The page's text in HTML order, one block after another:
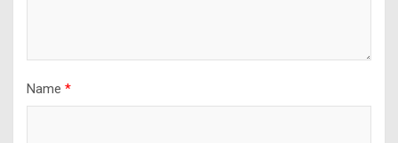
Name *